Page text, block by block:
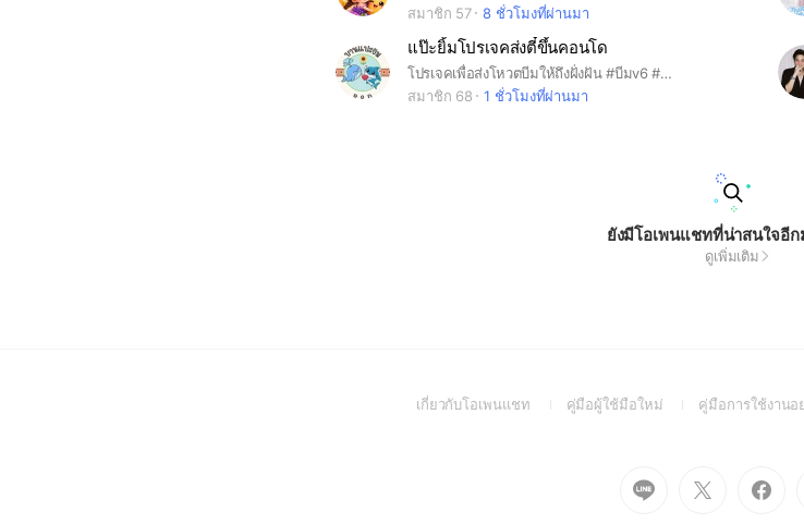
สมาชิก 57
8 ชั่วโมงที่ผ่านมา
แป๊ะยิ้มโปรเจคส่งตี๋ขึ้นคอนโด
โปรเจคเพื่อส่งโหวตบีมให้ถึงฝั่งฝัน #บีมv6 #บอกอ
สมาชิก 68
1 ชั่วโมงที่ผ่านมา
ยังมีโอเพนแชทที่น่าสนใจอี
ดูเพิ่มเติม
เกี่ยวกับโอเพนแชท
(Openคู่มือผู้ใช้มือใหม่
(Open
window)
คู่มือการใช้งานอ
Go
to
Go
to
Go
to